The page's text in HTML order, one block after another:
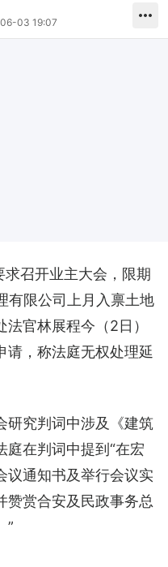
03 19:07
召开业主大会，限期
有限公司上月入禀土地
官林展程今（2日）
请，称法庭无权处理延
研究判词中涉及《建筑
庭在判词中提到“在宏
议通知书及举行会议实
赞赏合安及民政事务总
”